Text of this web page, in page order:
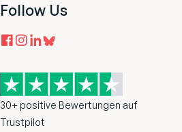
Follow Us
30+ positive Bewertungen auf
Trustpilot